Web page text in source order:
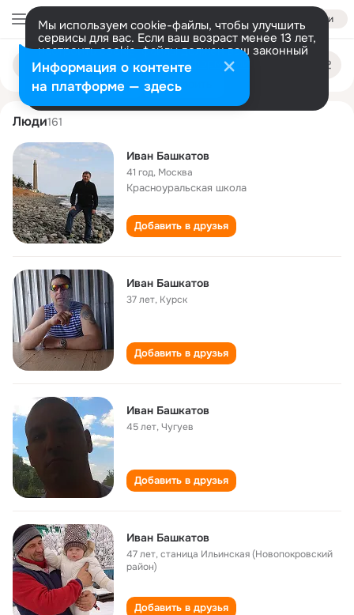
Войти
Мы используем cookie-файлы, чтобы улучшить
сервисы для вас. Если ваш возраст менее 13 лет,
настроить cookie-файлы должен ваш законный
представитель. Больше информации
Разрешить все Настроить
Поиск
людям
ivan bashkatov
Люди161
Иван Башкатов
41 год, Москва
Красноуральская школа
Добавить в друзья
Иван Башкатов
37 лет, Курск
Добавить в друзья
Иван Башкатов
45 лет,Чугуев
Добавить в друзья
Иван Башкатов
47 лет,станица Ильинская (Новопокровский
район)
Добавить в друзья
Информация о контенте
на платформе — здесь